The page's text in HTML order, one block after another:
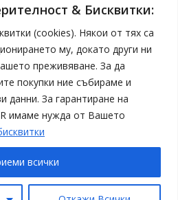
& Бисквитки:
(cookies). Някои от тях са
му, докато други ни
преживяване. За да
покупки ние събираме и
данни. За гарантиране на
имаме нужда от Вашето
всички
на продукт